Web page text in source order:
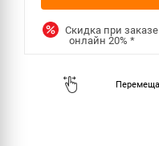
Скидка при заказе
онлайн20%*